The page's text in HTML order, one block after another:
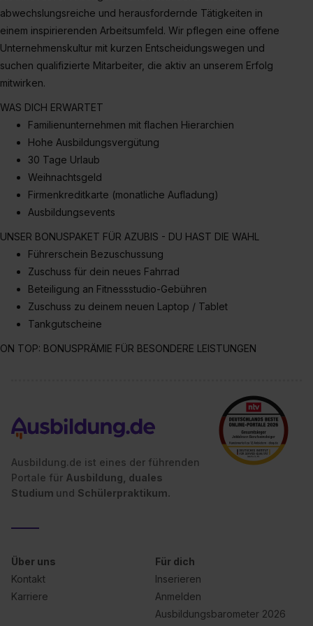
zur Übermittlung deiner Daten in die USA (Art. 49 Abs. 1
S. 1 lit. a) DS-GVO). Die USA verfügen über kein
angemessenes Datenschutzniveau (EuGH – Schrems
II). Du kannst die von dir erteilte Einwilligung jederzeit mit
Wirkung für die Zukunft ganz oder teilweise über unsere
Einstellungen“ widerrufen. Weitere Informationen zu den
einzelnen Cookies findest du durch Klick auf „Details
zeigen“. Weitere Informationen:
Impressum.
abwechslungsreiche und herausfordernde Tätigkeiten in
einem inspirierenden Arbeitsumfeld. Wir pflegen eine offene
Unternehmenskultur mit kurzen Entscheidungswegen und
suchen qualifizierte Mitarbeiter, die aktiv an unserem Erfolg
mitwirken.
WAS DICH ERWARTET
Familienunternehmen mit flachen Hierarchien
Hohe Ausbildungsvergütung
30 Tage Urlaub
Weihnachtsgeld
Firmenkreditkarte (monatliche Aufladung)
Ausbildungsevents
UNSER BONUSPAKET FÜR AZUBIS - DU HAST DIE WAHL
Führerschein Bezuschussung
Zuschuss für dein neues Fahrrad
Beteiligung an Fitnessstudio-Gebühren
Zuschuss zu deinem neuen Laptop / Tablet
Tankgutscheine
ON TOP: BONUSPRÄMIE FÜR BESONDERE LEISTUNGEN
Ausbildung.de ist eines der führenden
Portale für Ausbildung, duales
Studium und Schülerpraktikum.
Über uns
Kontakt
Karriere
Für dich
Inserieren
Anmelden
Ausbildungsbarometer 2026